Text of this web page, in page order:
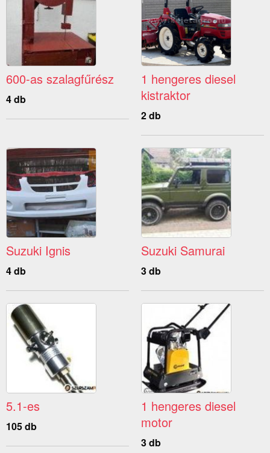
600-as szalagfűrész
4 db
1 hengeres diesel
kistraktor
2 db
Suzuki Ignis
4 db
Suzuki Samurai
3 db
5.1-es
105 db
1 hengeres diesel
motor
3 db